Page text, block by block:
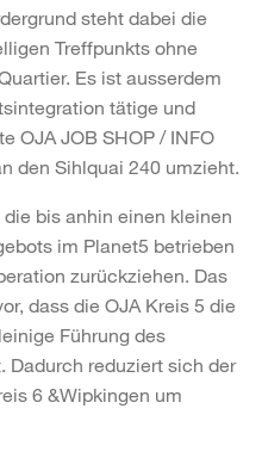
steht dabei die
Treffpunkts ohne
Es ist ausserdem
tätige und
OJA JOB SHOP / INFO
den Sihlquai 240 umzieht.
bis anhin einen kleinen
im Planet5 betrieben
zurückziehen. Das
dass die OJA Kreis 5 die
Führung des
Dadurch reduziert sich der
6 &Wipkingen um